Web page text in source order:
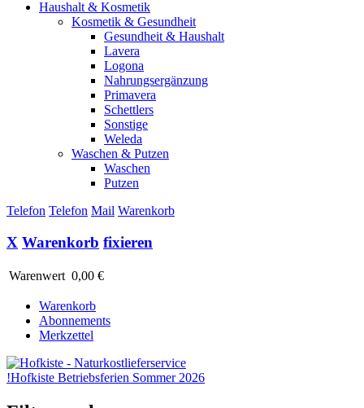
Haushalt & Kosmetik
Kosmetik & Gesundheit
Gesundheit & Haushalt
Lavera
Logona
Nahrungsergänzung
Primavera
Schettlers
Sonstige
Weleda
Waschen & Putzen
Waschen
Putzen
Telefon Telefon Mail Warenkorb
X Warenkorb fixieren
Warenwert 0,00 €
Warenkorb
Abonnements
Merkzettel
!Hofkiste Betriebsferien Sommer 2026